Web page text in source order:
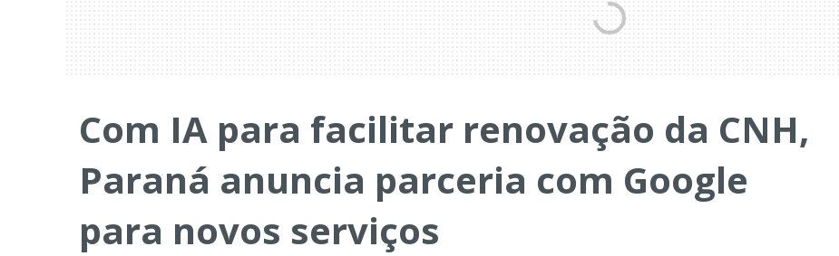
Com IA para facilitar renovação da CNH,
Paraná anuncia parceria com Google
para novos serviços